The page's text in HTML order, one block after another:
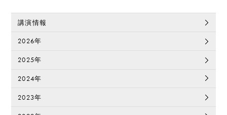
講演情報
2026年
2025年
2024年
2023年